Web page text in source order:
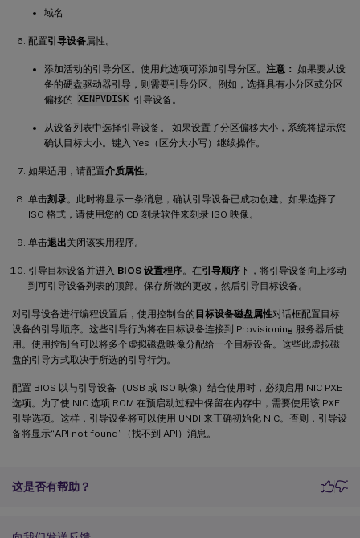
域名
配置引导设备属性。
添加活动的引导分区。使用此选项可添加引导分区。 注意： 如果要从设
备的硬盘驱动器引导，则需要引导分区。例如，选择具有小分区或分区
偏移的 XENPVDISK 引导设备。
从设备列表中选择引导设备。 如果设置了分区偏移大小，系统将提示您
确认目标大小。键入 Yes（区分大小写）继续操作。
如果适用，请配置介质属性。
单击刻录。此时将显示一条消息，确认引导设备已成功创建。如果选择了
ISO 格式，请使用您的 CD 刻录软件来刻录 ISO 映像。
单击退出关闭该实用程序。
引导目标设备并进入 BIOS 设置程序。在引导顺序下，将引导设备向上移动
到可引导设备列表的顶部。保存所做的更改，然后引导目标设备。
对引导设备进行编程设置后，使用控制台的 目标设备磁盘属性对话框配置目标
设备的引导顺序。这些引导行为将在目标设备连接到 Provisioning 服务器后使
用。使用控制台可以将多个虚拟磁盘映像分配给一个目标设备。这些此虚拟磁
盘的引导方式取决于所选的引导行为。
配置 BIOS 以与引导设备（USB 或 ISO 映像）结合使用时，必须启用 NIC PXE
选项。为了使 NIC 选项 ROM 在预启动过程中保留在内存中，需要使用该 PXE
引导选项。这样，引导设备将可以使用 UNDI 来正确初始化 NIC。否则，引导设
备将显示“API not found”（找不到 API）消息。
这是否有帮助？